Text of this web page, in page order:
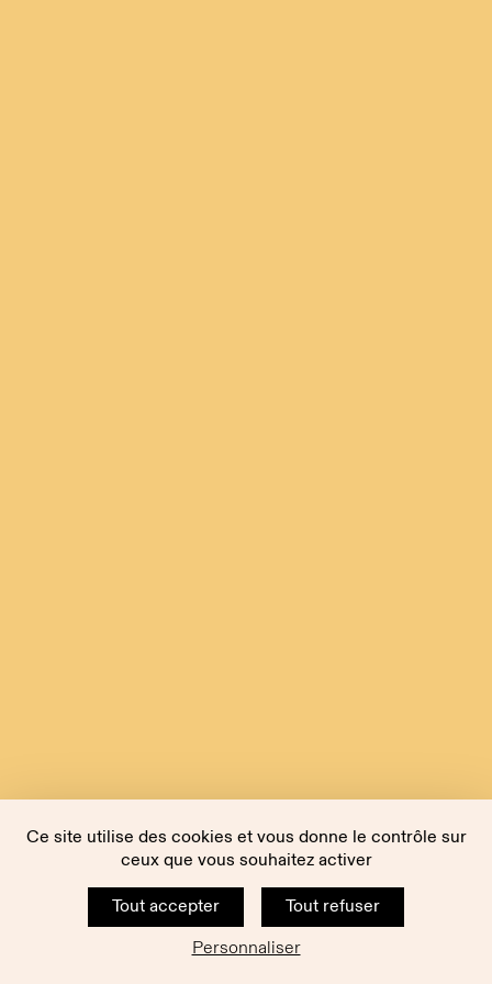
Ce site utilise des cookies et vous donne le contrôle sur
ceux que vous souhaitez activer
Tout accepter
Tout refuser
Personnaliser